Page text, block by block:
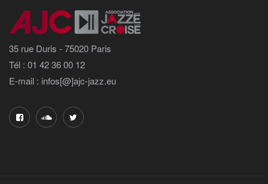
35 rue Duris - 75020 Paris
Tél : 01 42 36 00 12
E-mail : infos[@]ajc-jazz.eu